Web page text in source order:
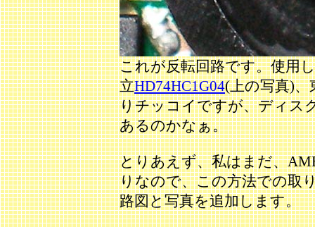
これが反転回路です。使用
立HD74HC1G04(上の写真)、
りチッコイですが、ディス
あるのかなぁ。
とりあえず、私はまだ、
りなので、この方法での取
路図と写真を追加します。